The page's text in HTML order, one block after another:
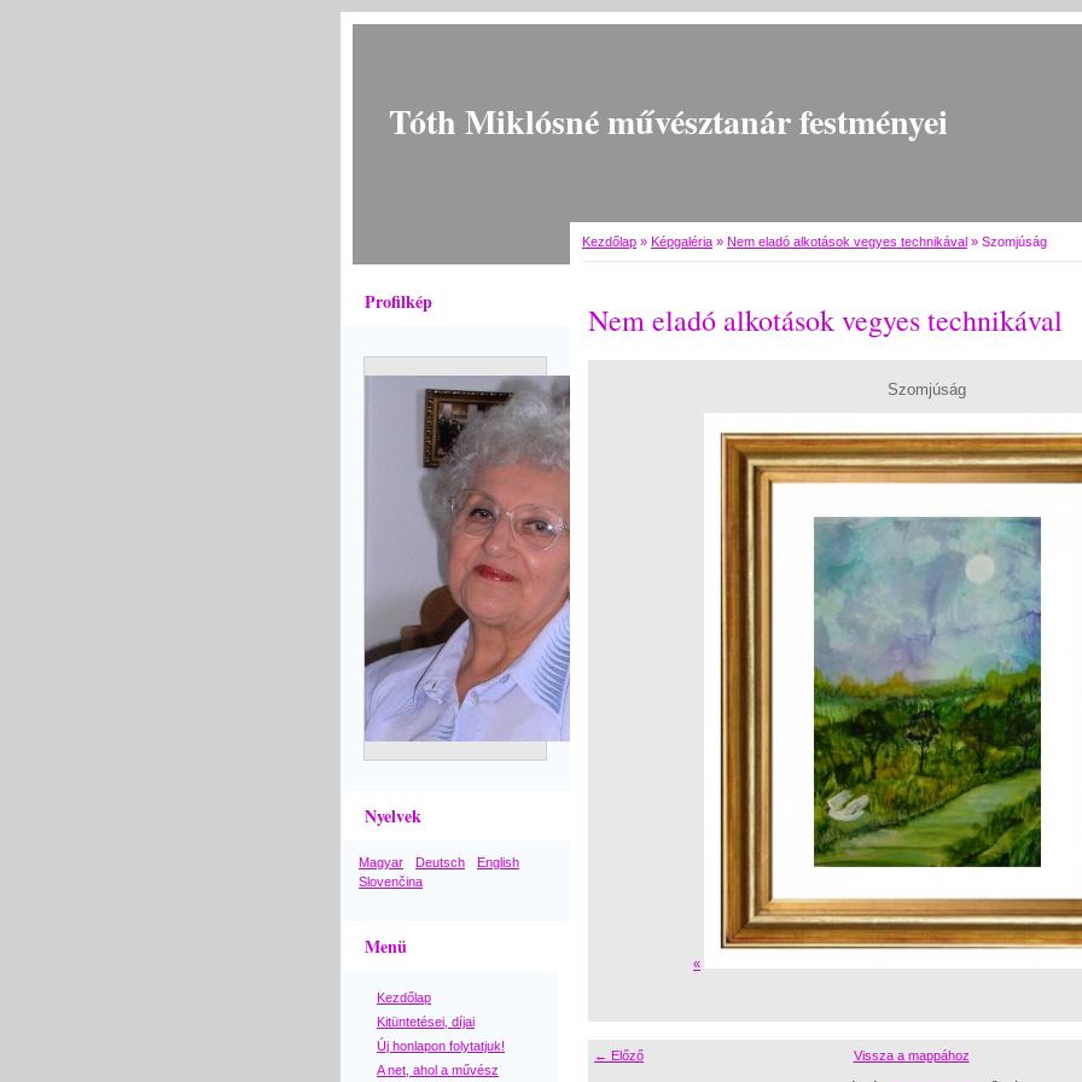
Tóth Miklósné művésztanár festményei
Profilkép
Nyelvek
Magyar Deutsch
English
Slovenčina
Menü
Kezdőlap
Kitüntetései, díjai
Új honlapon folytatjuk!
A net, ahol a művész
Kezdőlap » Képgaléria » Nem eladó alkotások vegyes technikával » Szomjúság
Nem eladó alkotások vegyes technikával
Szomjúság
«
← Előző Vissza a mappához